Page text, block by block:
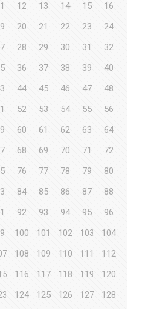
12 13 14 15
16
20 21 22 23
24
28 29 30 31
32
36 37 38 39
40
44 45 46 47
48
52 53 54 55
56
60 61 62 63
64
68 69 70 71
72
76 77 78 79
80
84 85 86 87
88
92 93 94 95
96
100 101 102 103
104
108 109 110 111
112
116 117 118 119
120
124 125 126 127
128